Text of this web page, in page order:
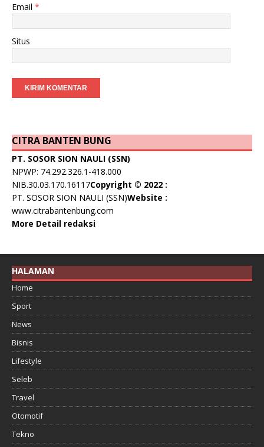
Email *
Situs
CITRA BANTEN BUNG
PT. SOSOR SION NAULI (SSN)
NPWP: 74.292.326.1-418.000
NIB.30.03.170.16117Copyright © 2022 :
PT. SOSOR SION NAULI (SSN)Website :
www.citrabantenbung.com
More Detail redaksi
HALAMAN
Home
Sport
News
Bisnis
Lifestyle
Seleb
Travel
Otomotif
Tekno